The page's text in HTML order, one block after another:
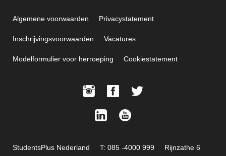
Algemene voorwaarden Privacystatement
Inschrijvingsvoorwaarden Vacatures
Modelformulier voor herroeping Cookiestatement
StudentsPlus Nederland T: 085 -4000 999 Rijnzathe 6